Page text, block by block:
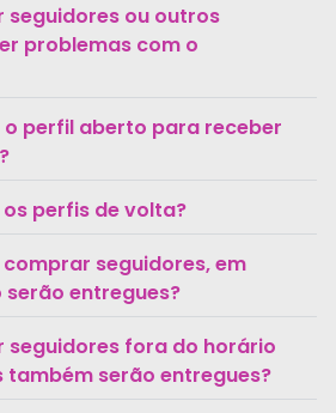
seguidores ou outros
problemas com o
o perfil aberto para receber
perfis de volta?
comprar seguidores, em
entregues?
seguidores fora do horário
também serão entregues?